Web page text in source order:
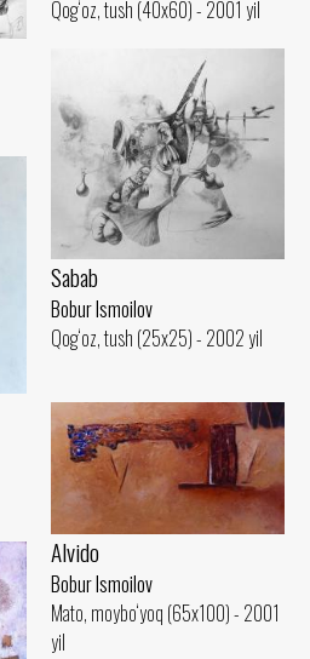
Qog‘oz, tush (40x60) - 2001 yil
Sabab
Bobur Ismoilov
Qog‘oz, tush (25x25) - 2002 yil
Alvido
Bobur Ismoilov
Mato, moybo‘yoq (65x100) - 2001
yil